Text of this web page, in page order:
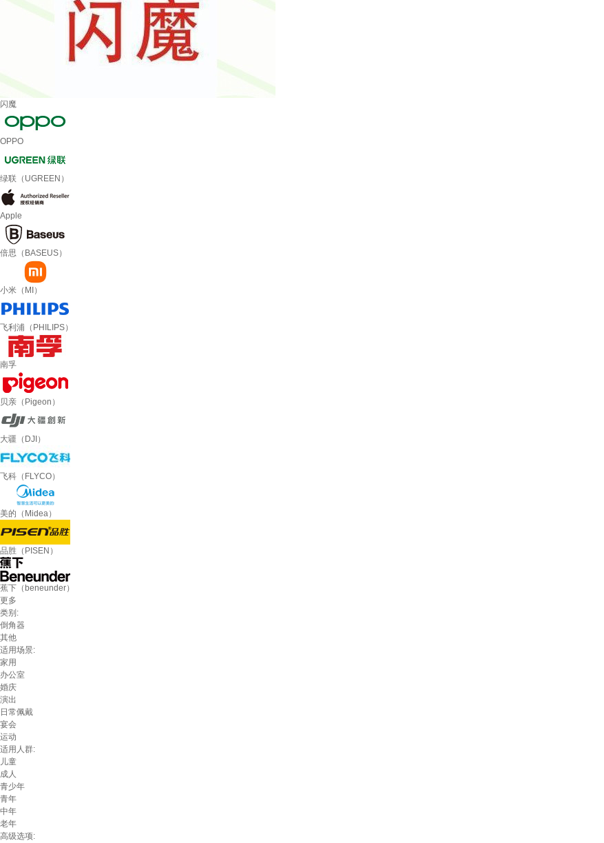
闪魔
OPPO
绿联（UGREEN）
Apple
倍思（BASEUS）
小米（MI）
飞利浦（PHILIPS）
南孚
贝亲（Pigeon）
大疆（DJI）
飞科（FLYCO）
美的（Midea）
品胜（PISEN）
蕉下（beneunder）
更多
类别:
倒角器
其他
适用场景:
家用
办公室
婚庆
演出
日常佩戴
宴会
运动
适用人群:
儿童
成人
青少年
青年
中年
老年
高级选项: